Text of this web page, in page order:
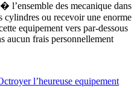
l’ensemble des mecanique dans
cylindres ou recevoir une enorme
equipement vers par-dessous
aucun frais personnellement
l’heureuse equipement